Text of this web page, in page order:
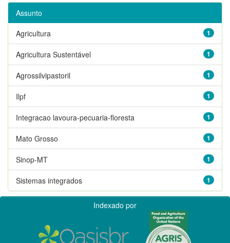
Assunto
1
Agricultura
1
Agricultura Sustentável
1
Agrossilvipastoril
1
Ilpf
1
Integracao lavoura-pecuaria-floresta
1
Mato Grosso
1
Sinop-MT
1
Sistemas integrados
Indexado por